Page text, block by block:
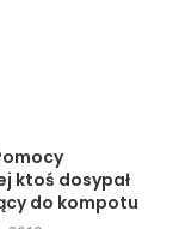
będzie
mamy miejsce
właśnie stąd
figury.
ktoś dosypał
do kompotu